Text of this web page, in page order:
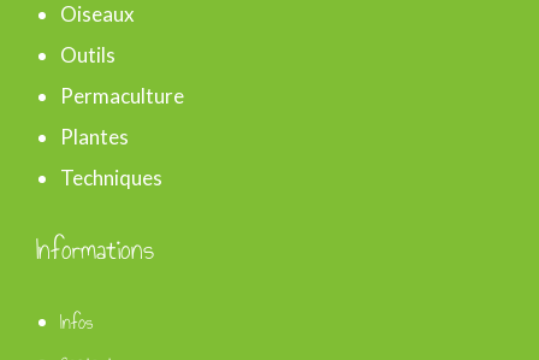
Oiseaux
Outils
Permaculture
Plantes
Techniques
Informations
Infos